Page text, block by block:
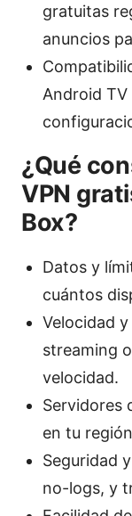
gratuitas
anuncios
Android
¿Qué
VPN
Box?
Datos y
cuántos
Velocidad
streaming
velocidad.
Servidores
en tu
Seguridad
no-logs, y